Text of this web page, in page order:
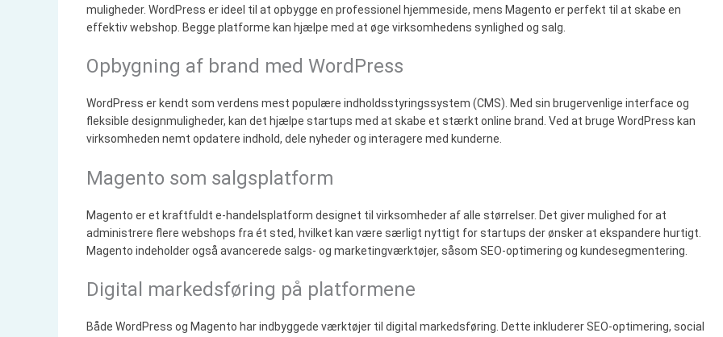
muligheder. WordPress er ideel til at opbygge en professionel hjemmeside, mens Magento er perfekt til at skabe en
effektiv webshop. Begge platforme kan hjælpe med at øge virksomhedens synlighed og salg.
Opbygning af brand med WordPress
WordPress er kendt som verdens mest populære indholdsstyringssystem (CMS). Med sin brugervenlige interface og
fleksible designmuligheder, kan det hjælpe startups med at skabe et stærkt online brand. Ved at bruge WordPress kan
virksomheden nemt opdatere indhold, dele nyheder og interagere med kunderne.
Magento som salgsplatform
Magento er et kraftfuldt e-handelsplatform designet til virksomheder af alle størrelser. Det giver mulighed for at
administrere flere webshops fra ét sted, hvilket kan være særligt nyttigt for startups der ønsker at ekspandere hurtigt.
Magento indeholder også avancerede salgs- og marketingværktøjer, såsom SEO-optimering og kundesegmentering.
Digital markedsføring på platformene
Både WordPress og Magento har indbyggede værktøjer til digital markedsføring. Dette inkluderer SEO-optimering, social